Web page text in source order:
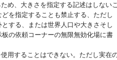
め、大きさを指定する記述はしない
を指定することも禁止する、ただし
する、または世界人口や大きさそし
の依頼コーナーの無限無効化場に書
用することはできない。ただし実在